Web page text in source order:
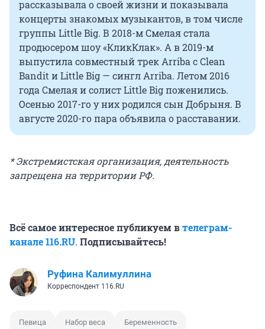
рассказывала о своей жизни и показывала
концерты знакомых музыкантов, в том числе
группы Little Big. В 2018-м Смелая стала
продюсером шоу «КликКлак». А в 2019-м
выпустила совместный трек Arriba с Clean
Bandit и Little Big — сингл Arriba. Летом 2016
года Смелая и солист Little Big поженились.
Осенью 2017-го у них родился сын Добрыня. В
августе 2020-го пара объявила о расставании.
* Экстремистская организация, деятельность
запрещена на территории РФ.
Всё самое интересное публикуем втелеграм-
канале 116.RU. Подписывайтесь!
Руфина Калимуллина
Корреспондент 116.RU
Певица Набор веса Беременность